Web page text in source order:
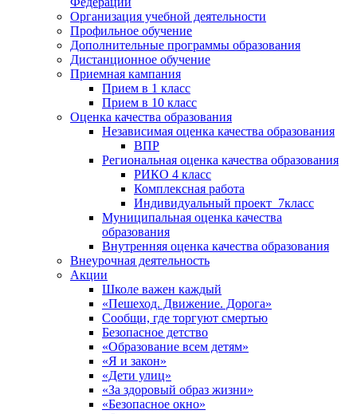
Организация учебной деятельности
Профильное обучение
Дополнительные программы образования
Дистанционное обучение
Приемная кампания
Прием в 1 класс
Прием в 10 класс
Оценка качества образования
Независимая оценка качества образования
ВПР
Региональная оценка качества образования
РИКО 4 класс
Комплексная работа
Индивидуальный проект_7класс
Муниципальная оценка качества
образования
Внутренняя оценка качества образования
Внеурочная деятельность
Акции
Школе важен каждый
«Пешеход. Движение. Дорога»
Сообщи, где торгуют смертью
Безопасное детство
«Образование всем детям»
«Я и закон»
«Дети улиц»
«За здоровый образ жизни»
«Безопасное окно»